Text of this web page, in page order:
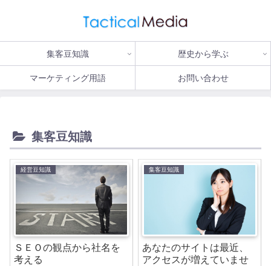
集客豆知識 歴史から学ぶ
マーケティング用語 お問い合わせ
集客豆知識
経営豆知識
ＳＥＯの観点から社名を
考える
集客豆知識
あなたのサイトは最近、
アクセスが増えていませ